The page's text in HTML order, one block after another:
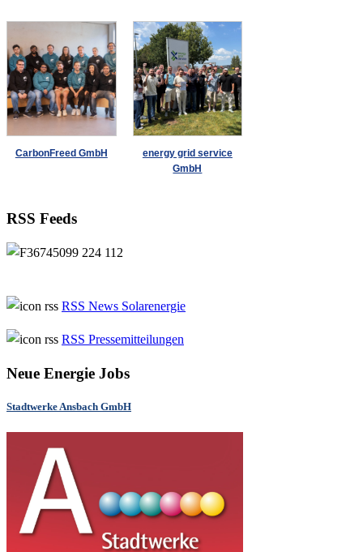
CarbonFreed GmbH
energy grid service
GmbH
RSS Feeds
RSS News Solarenergie
RSS Pressemitteilungen
Neue Energie Jobs
Stadtwerke Ansbach GmbH